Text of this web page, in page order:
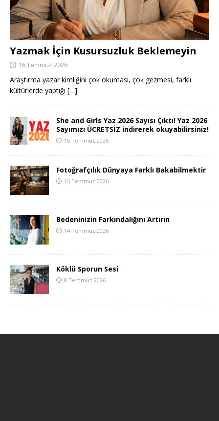
Yazmak İçin Kusursuzluk Beklemeyin
16 Temmuz 2026
Araştırma yazar kimliğini çok okuması, çok gezmesi, farklı
kültürlerde yaptığı […]
She and Girls Yaz 2026 Sayısı Çıktı! Yaz 2026
Sayımızı ÜCRETSİZ indirerek okuyabilirsiniz!
15 Temmuz 2026
Fotoğrafçılık Dünyaya Farklı Bakabilmektir
15 Temmuz 2026
Bedeninizin Farkındalığını Artırın
14 Temmuz 2026
Köklü Sporun Sesi
8 Temmuz 2026